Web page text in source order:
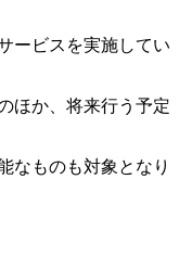
ービスを実施してい
ほか、将来行う予定
なものも対象となり